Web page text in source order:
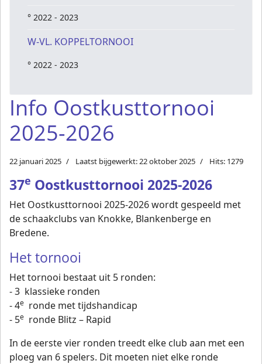
° 2022 - 2023
W-VL. KOPPELTORNOOI
° 2022 - 2023
Info Oostkusttornooi
2025-2026
22 januari 2025 Laatst bijgewerkt: 22 oktober 2025 Hits: 1279
37e Oostkusttornooi 2025-2026
Het Oostkusttornooi 2025-2026 wordt gespeeld met
de schaakclubs van Knokke, Blankenberge en
Bredene.
Het tornooi
Het tornooi bestaat uit 5 ronden:
- 3 klassieke ronden
- 4e ronde met tijdshandicap
- 5e ronde Blitz – Rapid
In de eerste vier ronden treedt elke club aan met een
ploeg van 6 spelers. Dit moeten niet elke ronde